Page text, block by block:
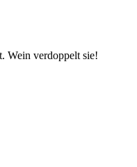
Wein verdoppelt sie!